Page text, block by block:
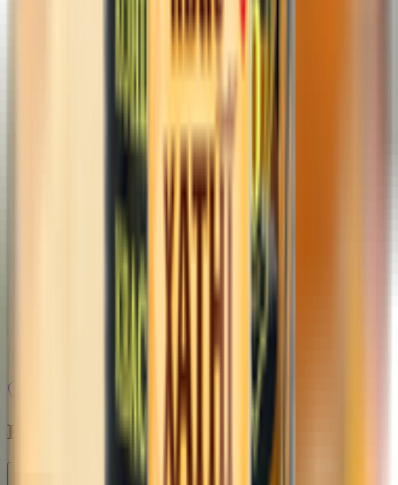
Средства от насекомых, грызунов
Товары для консервации
Товары для пикника
Ватно-бумажная продукция
Влажные салфетки
Средства для волос
Бытовая химия, уборка
Стирка, уход за бельем
Товары для уборки
Чистящие средства
Кухонные приборы, аксессуары, посуда,
Одноразовая посуда
Товары к празднику
Квас
Квас товаров